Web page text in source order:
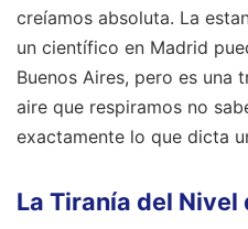
creíamos absoluta. La
un científico en Madrid
Buenos Aires, pero es una
aire que respiramos no
exactamente lo que dicta
La Tiranía del Nivel